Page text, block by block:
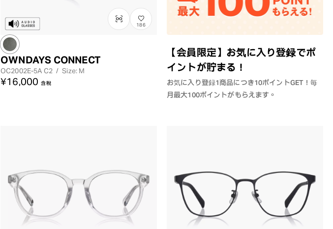
【会員限定】お気に入り登録でポ
イントが貯まる！
お気に入り登録1商品につき10ポイントGET！毎
月最大100ポイントがもらえます。
186
OWNDAYS CONNECT
OC2002E-5A C2 / Size: M
¥16,000 含稅